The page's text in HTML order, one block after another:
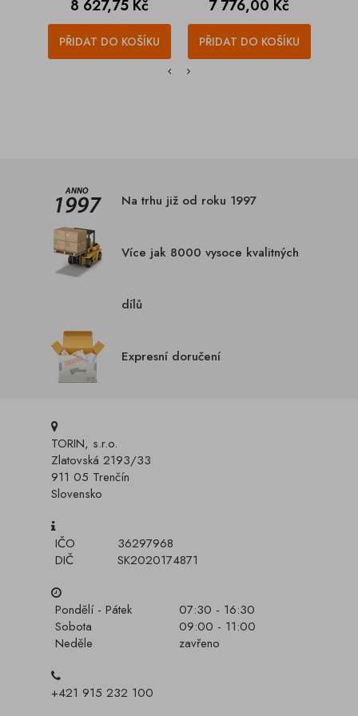
Cena
8 627,75 Kč
PŘIDAT DO KOŠÍKU
Cena
7 776,00 Kč
PŘIDAT DO KOŠÍKU
Na trhu již od roku 1997
Více jak 8000 vysoce kvalitných
dílů
Expresní doručení
TORIN, s.r.o.
Zlatovská 2193/33
911 05 Trenčín
Slovensko
IČO
36297968
DIČ
SK2020174871
Pondělí - Pátek
07:30 - 16:30
Sobota
09:00 - 11:00
Neděle
zavřeno
+421 915 232 100